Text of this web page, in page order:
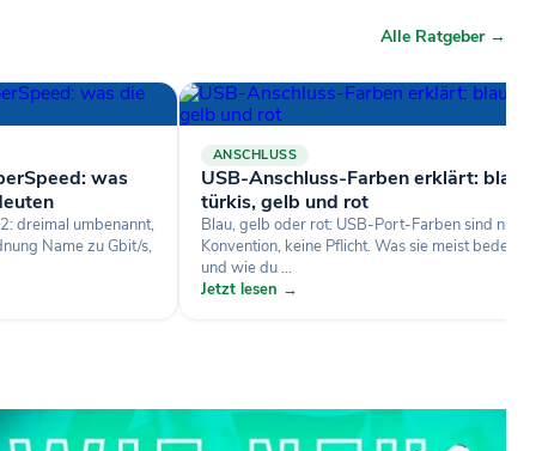
1)
Anthrazit
Alle Ratgeber →
was
dreimal umbenannt,
Name zu Gbit/s,
ANSCHLUSS
USB-Anschluss-Farben erklärt: blau,
türkis, gelb und rot
Blau, gelb oder rot: USB-Port-Farben sind nur
Konvention, keine Pflicht. Was sie meist
und wie du ...
Jetzt lesen →